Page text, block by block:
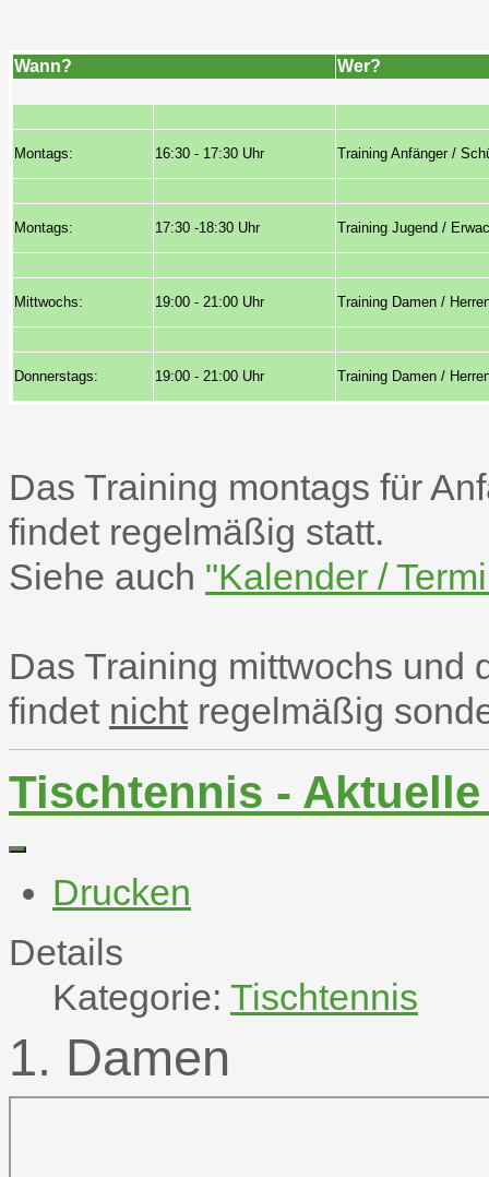
Wann? Wer?
Montags: 16:30 - 17:30 Uhr Training Anfänger /
Montags: 17:30 -18:30 Uhr Training Jugend /
Mittwochs: 19:00 - 21:00 Uhr Training Damen /
Donnerstags: 19:00 - 21:00 Uhr Training Damen /
Das Training montags für
findet regelmäßig statt.
Siehe auch "Kalender /
Das Training mittwochs und
findet nichtregelmäßig
Tischtennis -
Drucken
Details
Kategorie: Tischtennis
1. Damen